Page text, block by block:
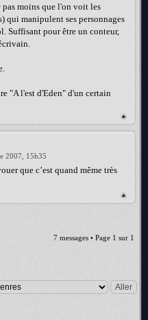
pas moins que l'on voit les
qui manipulent ses personnages
Suffisant pour être un conteur,
"A l'est d'Eden" d'un certain
2007, 15h35
que c’est quand même très
7 messages • Page 1 sur 1